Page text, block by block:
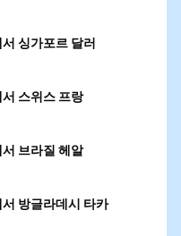
싱가포르 달러
스위스 프랑
브라질 헤알
방글라데시 타카